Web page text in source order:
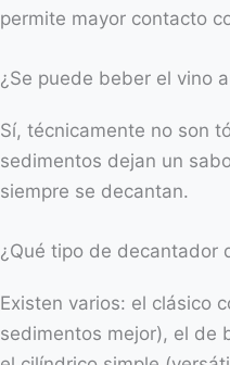
permite mayor contacto
¿Se puede beber el vino
Sí, técnicamente no son
sedimentos dejan un
siempre se decantan.
¿Qué tipo de decantador
Existen varios: el clásico
sedimentos mejor), el de